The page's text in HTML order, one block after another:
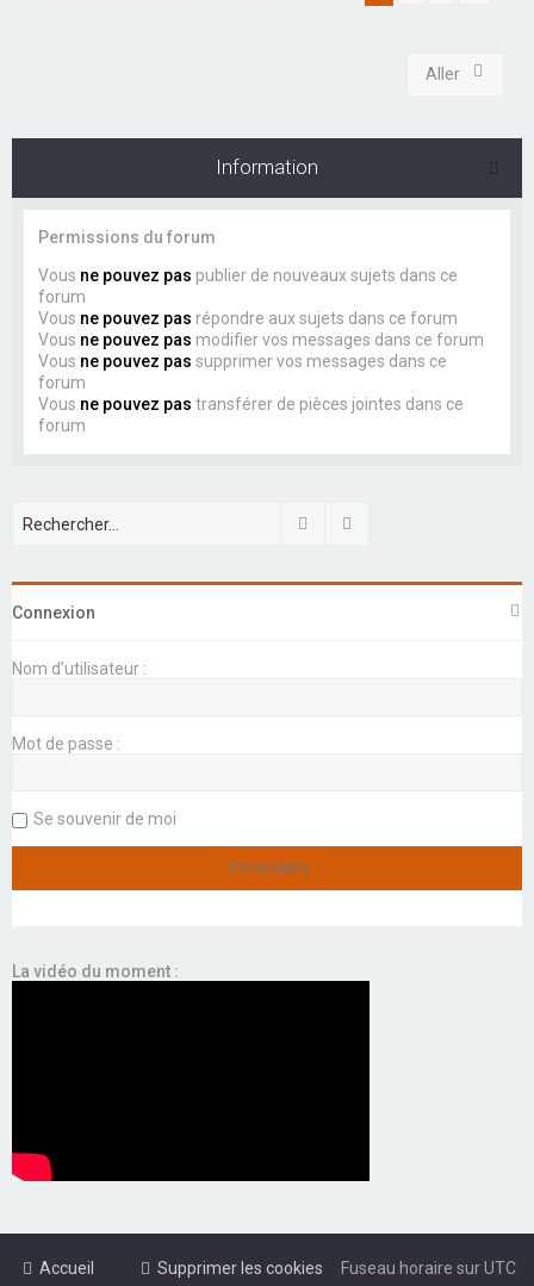
Aller
Information
Permissions du forum
Vous ne pouvez pas publier de nouveaux sujets dans ce
forum
Vous ne pouvez pas répondre aux sujets dans ce forum
Vous ne pouvez pas modifier vos messages dans ce forum
Vous ne pouvez pas supprimer vos messages dans ce
forum
Vous ne pouvez pas transférer de pièces jointes dans ce
forum
Rechercher
Connexion
Nom d’utilisateur :
Mot de passe :
Se souvenir de moi
La vidéo du moment :
Accueil Fuseau horaire surUTC
Supprimer les cookies